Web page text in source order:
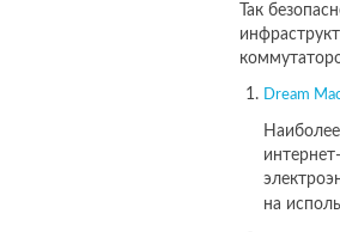
Так
Dream
на